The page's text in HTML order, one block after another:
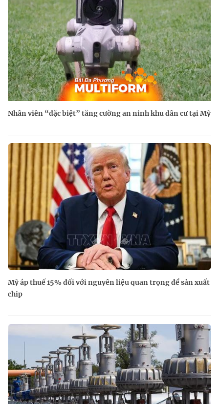
Nhân viên “đặc biệt” tăng cường an ninh khu dân cư tại Mỹ
Mỹ áp thuế 15% đối với nguyên liệu quan trọng để sản xuất
chip